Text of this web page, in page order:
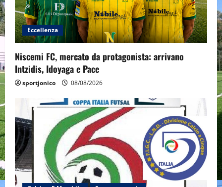
Eccellenza
Niscemi FC, mercato da protagonista: arrivano
Intzidis, Idoyaga e Pace
sportjonico 08/08/2026